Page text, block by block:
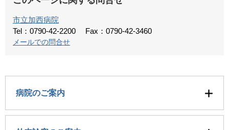
市立加西病院
Tel：0790-42-2200
Fax：0790-42-3460
メールでの問合せ
病院のご案内